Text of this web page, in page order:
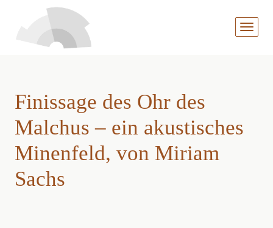
MENÜ
Finissage des Ohr des
Malchus – ein akustisches
Minenfeld, von Miriam
Sachs